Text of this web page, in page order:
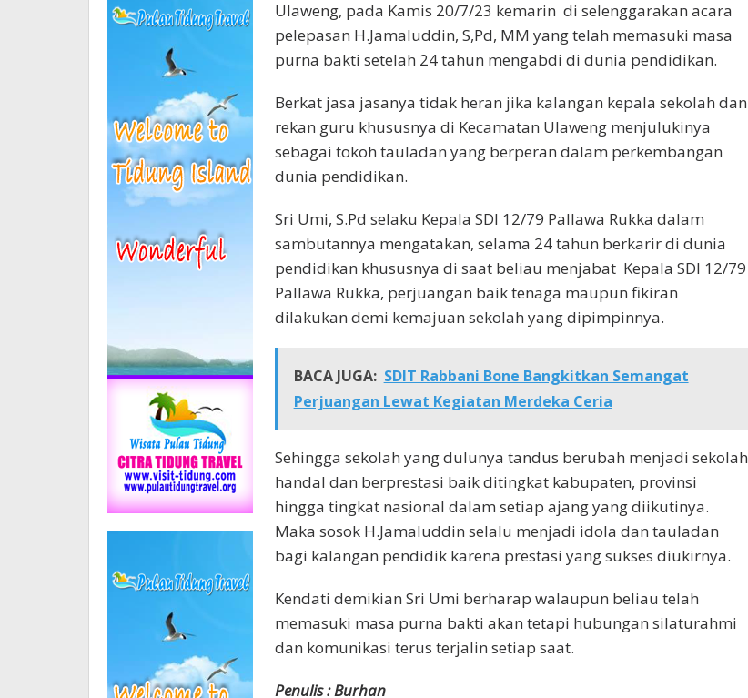
Ulaweng, pada Kamis 20/7/23 kemarin di selenggarakan acara
pelepasan H.Jamaluddin, S,Pd, MM yang telah memasuki masa
purna bakti setelah 24 tahun mengabdi di dunia pendidikan.
Berkat jasa jasanya tidak heran jika kalangan kepala sekolah dan
rekan guru khususnya di Kecamatan Ulaweng menjulukinya
sebagai tokoh tauladan yang berperan dalam perkembangan
dunia pendidikan.
Sri Umi, S.Pd selaku Kepala SDI 12/79 Pallawa Rukka dalam
sambutannya mengatakan, selama 24 tahun berkarir di dunia
pendidikan khususnya di saat beliau menjabat Kepala SDI 12/79
Pallawa Rukka, perjuangan baik tenaga maupun fikiran
dilakukan demi kemajuan sekolah yang dipimpinnya.
BACA JUGA: SDIT Rabbani Bone Bangkitkan Semangat
Perjuangan Lewat Kegiatan Merdeka Ceria
Sehingga sekolah yang dulunya tandus berubah menjadi sekolah
handal dan berprestasi baik ditingkat kabupaten, provinsi
hingga tingkat nasional dalam setiap ajang yang diikutinya.
Maka sosok H.Jamaluddin selalu menjadi idola dan tauladan
bagi kalangan pendidik karena prestasi yang sukses diukirnya.
Kendati demikian Sri Umi berharap walaupun beliau telah
memasuki masa purna bakti akan tetapi hubungan silaturahmi
dan komunikasi terus terjalin setiap saat.
Penulis : Burhan